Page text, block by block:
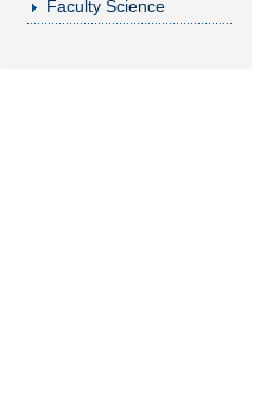
Faculty Science